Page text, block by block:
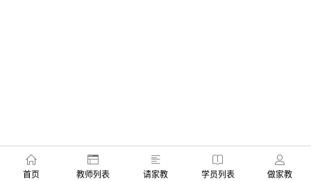
首页 教师列表 请家教 学员列表 做家教